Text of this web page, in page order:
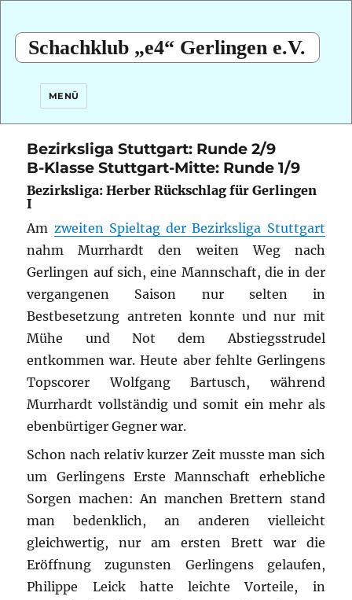
Schachklub „e4“ Gerlingen e.V.
MENÜ
Bezirksliga Stuttgart: Runde 2/9
B-Klasse Stuttgart-Mitte: Runde 1/9
Bezirksliga: Herber Rückschlag für Gerlingen
I
Am zweiten Spieltag der Bezirksliga Stuttgart
nahm Murrhardt den weiten Weg nach
Gerlingen auf sich, eine Mannschaft, die in der
vergangenen Saison nur selten in
Bestbesetzung antreten konnte und nur mit
Mühe und Not dem Abstiegsstrudel
entkommen war. Heute aber fehlte Gerlingens
Topscorer Wolfgang Bartusch, während
Murrhardt vollständig und somit ein mehr als
ebenbürtiger Gegner war.
Schon nach relativ kurzer Zeit musste man sich
um Gerlingens Erste Mannschaft erhebliche
Sorgen machen: An manchen Brettern stand
man bedenklich, an anderen vielleicht
gleichwertig, nur am ersten Brett war die
Eröffnung zugunsten Gerlingens gelaufen,
Philippe Leick hatte leichte Vorteile, in